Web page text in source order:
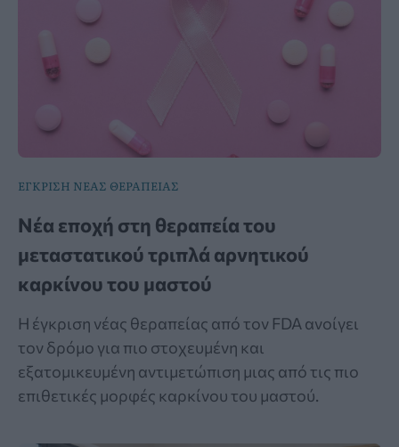
ΕΓΚΡΙΣΗ ΝΕΑΣ ΘΕΡΑΠΕΙΑΣ
Νέα εποχή στη θεραπεία του
μεταστατικού τριπλά αρνητικού
καρκίνου του μαστού
Η έγκριση νέας θεραπείας από τον FDA ανοίγει
τον δρόμο για πιο στοχευμένη και
εξατομικευμένη αντιμετώπιση μιας από τις πιο
επιθετικές μορφές καρκίνου του μαστού.